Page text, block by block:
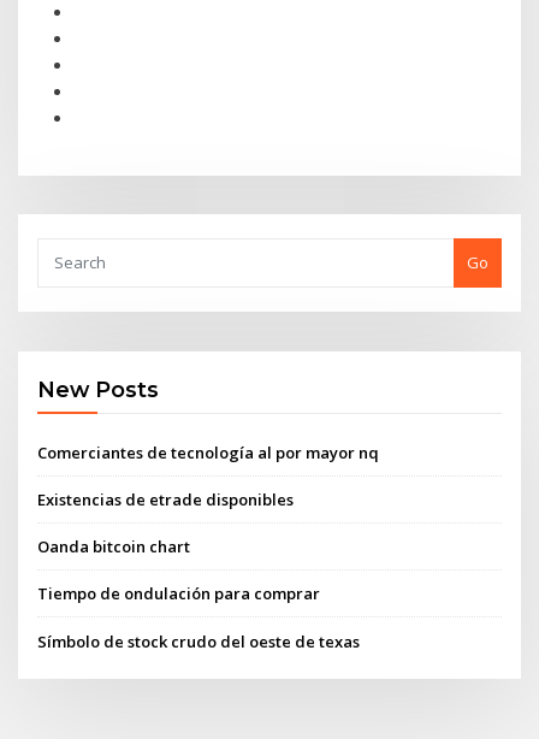
Go
New Posts
Comerciantes de tecnología al por mayor nq
Existencias de etrade disponibles
Oanda bitcoin chart
Tiempo de ondulación para comprar
Símbolo de stock crudo del oeste de texas